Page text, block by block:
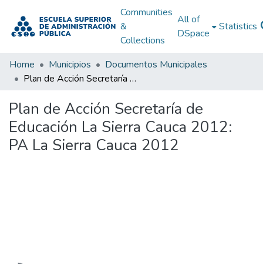
Communities
&
Collections
All of
DSpace
Statistics
Home Municipios
Documentos Municipales
Plan de Acción Secretaría de Educación La Sierra Cauca 2012: PA La Sierra Cauca 2012
Plan de Acción Secretaría de
Educación La Sierra Cauca 2012:
PA La Sierra Cauca 2012